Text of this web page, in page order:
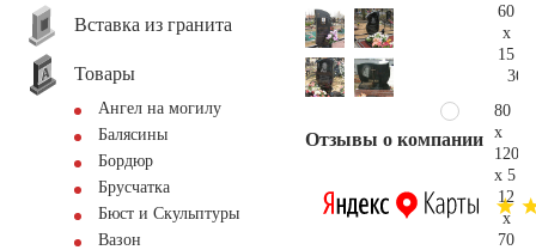
Вставка из гранита
Товары
Ангел на могилу
Балясины
Бордюр
Брусчатка
Бюст и Скульптуры
Вазон
Отзывы о компании
60
x
15
80
x
120
x 5
12
x
70